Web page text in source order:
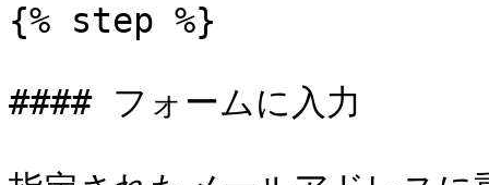
{% step %}
#### フォームに入力